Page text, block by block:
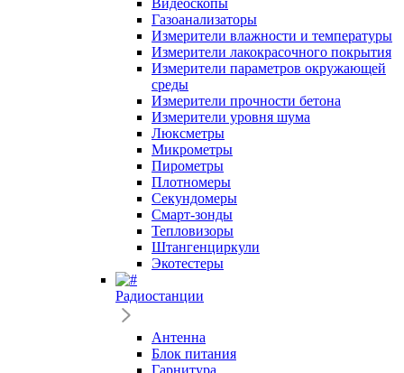
Видеоскопы
Газоанализаторы
Измерители влажности и температуры
Измерители лакокрасочного покрытия
Измерители параметров окружающей
среды
Измерители прочности бетона
Измерители уровня шума
Люксметры
Микрометры
Пирометры
Плотномеры
Секундомеры
Смарт-зонды
Тепловизоры
Штангенциркули
Экотестеры
Радиостанции
Антенна
Блок питания